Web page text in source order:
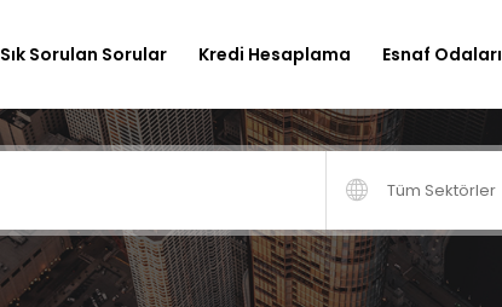
Sık Sorulan Sorular Kredi Hesaplama Esnaf Odaları
Tüm Sektörler